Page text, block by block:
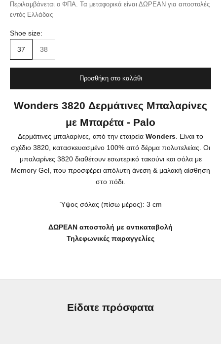
Περιλαμβάνεται ο ΦΠΑ. Τα μεταφορικά είναι ΔΩΡΕΑΝ για αποστολές
εντός Ελλάδας
Shoe size:
37 38
Προσθήκη στο καλάθι
Wonders 3820 Δερμάτινες Μπαλαρίνες
με Μπαρέτα - Palo
Δερμάτινες μπαλαρίνες, από την εταιρεία Wonders . Είναι το
σχέδιο 3820, κατασκευασμένο 100% από δέρμα πολυτελείας. Οι
μπαλαρίνες 3820 διαθέτουν εσωτερικό τακούνι και σόλα με
Memory Gel, που προσφέρει απόλυτη άνεση & μαλακή αίσθηση
στο πόδι
Ύψος σόλας (πίσω μέρος): 3 cm
ΔΩΡΕΑΝ αποστολή με αντικαταβολή
Τηλεφωνικές παραγγελίες
Είδατε πρόσφατα